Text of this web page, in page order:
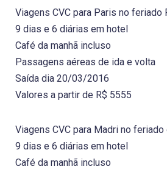
Viagens CVC para Paris no feriado
9 dias e 6 diárias em hotel
Café da manhã incluso
Passagens aéreas de ida e volta
Saída dia 20/03/2016
Valores a partir de R$ 5555
Viagens CVC para Madri no
9 dias e 6 diárias em hotel
Café da manhã incluso